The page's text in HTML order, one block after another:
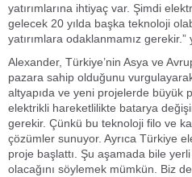
yatırımlarına ihtiyaç var. Şimdi
gelecek 20 yılda başka teknoloji
yatırımlara odaklanmamız gerekir.”
Alexander, Türkiye’nin Asya ve
pazara sahip olduğunu
altyapıda ve yeni projelerde büyük
elektrikli hareketlilikte batarya
gerekir. Çünkü bu teknoloji filo ve
çözümler sunuyor. Ayrıca Türkiye
proje başlattı. Şu aşamada bile
olacağını söylemek mümkün. Biz